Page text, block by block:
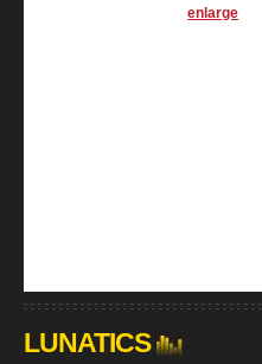
[enlarge
LUNATICS